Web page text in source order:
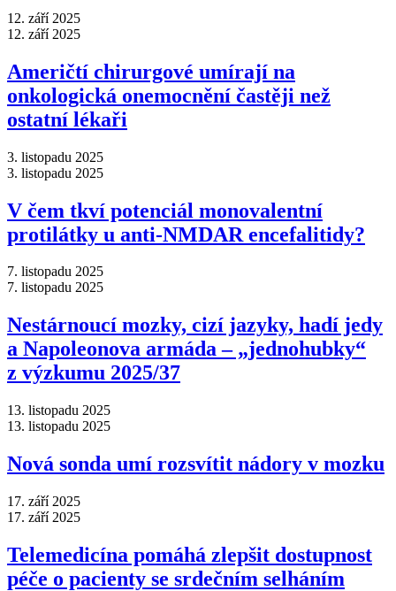
12. září 2025
12. září 2025
Američtí chirurgové umírají na
onkologická onemocnění častěji než
ostatní lékaři
3. listopadu 2025
3. listopadu 2025
V čem tkví potenciál monovalentní
protilátky u anti-NMDAR encefalitidy?
7. listopadu 2025
7. listopadu 2025
Nestárnoucí mozky, cizí jazyky, hadí jedy
a Napoleonova armáda –⁠ „jednohubky“
z výzkumu 2025/37
13. listopadu 2025
13. listopadu 2025
Nová sonda umí rozsvítit nádory v mozku
17. září 2025
17. září 2025
Telemedicína pomáhá zlepšit dostupnost
péče o pacienty se srdečním selháním